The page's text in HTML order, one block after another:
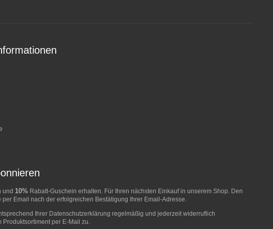
und 10% Rabatt-Guschein erhalten. Für Ihren nächsten Einkauf in unserem Shop. Den
per Email nach der erfolgreichen Bestätigung Ihrer Email-Adresse.
Ihrer Datenschutzerklärung regelmäßig und jederzeit widerruflich
Produktsortiment per E-Mail zu.